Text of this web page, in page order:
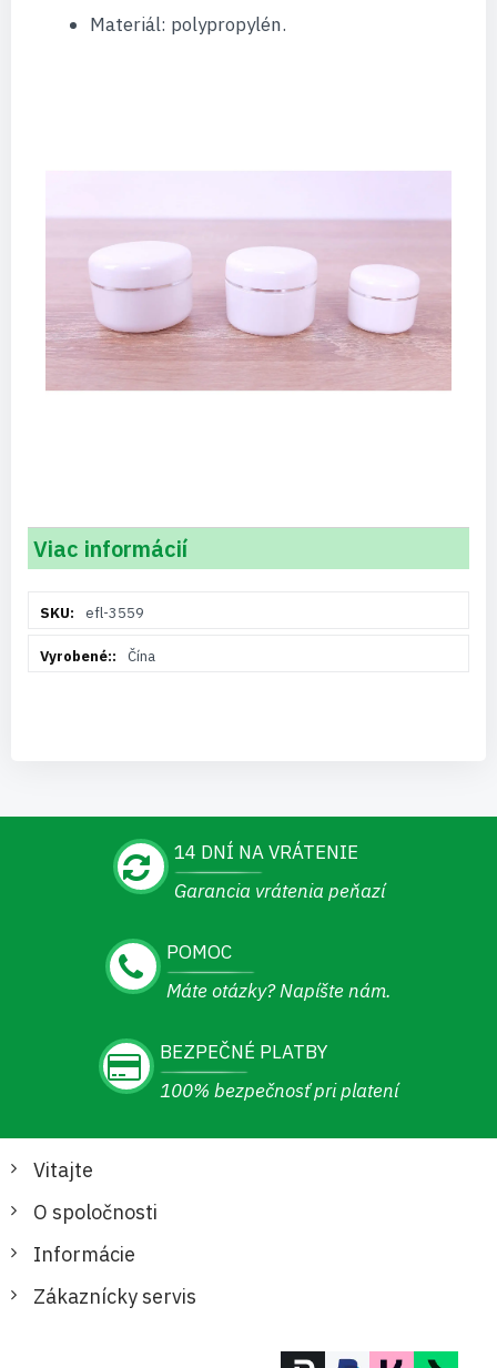
Materiál: polypropylén.
Viac informácií
informáciíefl-3559
Čína
14 DNÍ NA VRÁTENIE
Garancia vrátenia peňazí
POMOC
Máte otázky? Napíšte nám.
BEZPEČNÉ PLATBY
100% bezpečnosť pri platení
Vitajte
O spoločnosti
Informácie
Zákaznícky servis